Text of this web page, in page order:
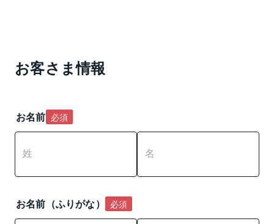
入
力
お客さま情報
お名前 必須
お名前（ふりがな） 必須